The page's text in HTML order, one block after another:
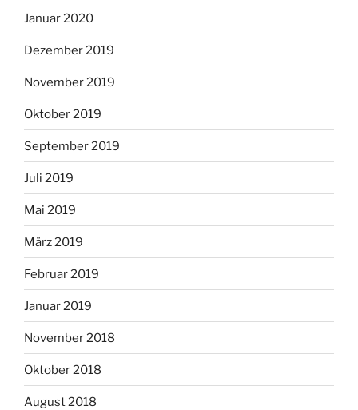
Januar 2020
Dezember 2019
November 2019
Oktober 2019
September 2019
Juli 2019
Mai 2019
März 2019
Februar 2019
Januar 2019
November 2018
Oktober 2018
August 2018